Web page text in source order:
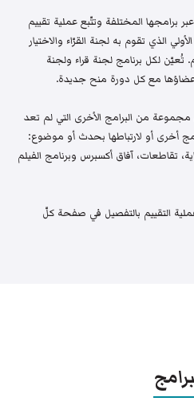
سنوياً نحو 1500 طلب عبر برامجها المختلفة وتتّبع عملية تقييم
الذي تقوم به لجنة القرّاء والاختيار
تُعيّن لكل برنامج لجنة قراء ولجنة
مع كل دورة منح جديدة.
من البرامج الأخرى التي لم تعد
أخرى أو لارتباطها بحدث أو موضوع:
تقاطعات، آفاق أكسبرس وبرنامج الفيلم
التقييم بالتفصيل في صفحة كلّ